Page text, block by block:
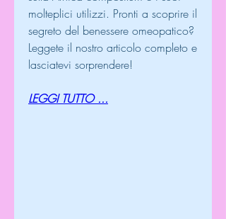
molteplici utilizzi. Pronti a scoprire il
segreto del benessere omeopatico?
Leggete il nostro articolo completo e
lasciatevi sorprendere!
LEGGI TUTTO ...